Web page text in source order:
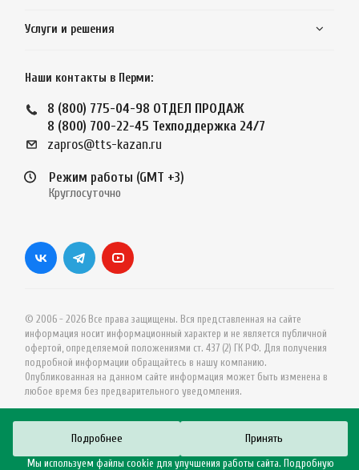
Услуги и решения
Наши контакты в Перми:
8 (800) 775-04-98 ОТДЕЛ ПРОДАЖ
8 (800) 700-22-45 Техподдержка 24/7
zapros@tts-kazan.ru
Режим работы (GMT +3)
Круглосуточно
© 2006 - 2026 Все права защищены. Вся представленная на сайте
информация носит информационный характер и не является публичной
офертой, определяемой положениями ст. 437 (2) ГК РФ. Для получения
подробной информации обращайтесь в нашу компанию.
Опубликованная на данном сайте информация может быть изменена в
любое время без предварительного уведомления.
Подробнее Принять
Мы используем файлы cookie для улучшения работы сайта. Подробную